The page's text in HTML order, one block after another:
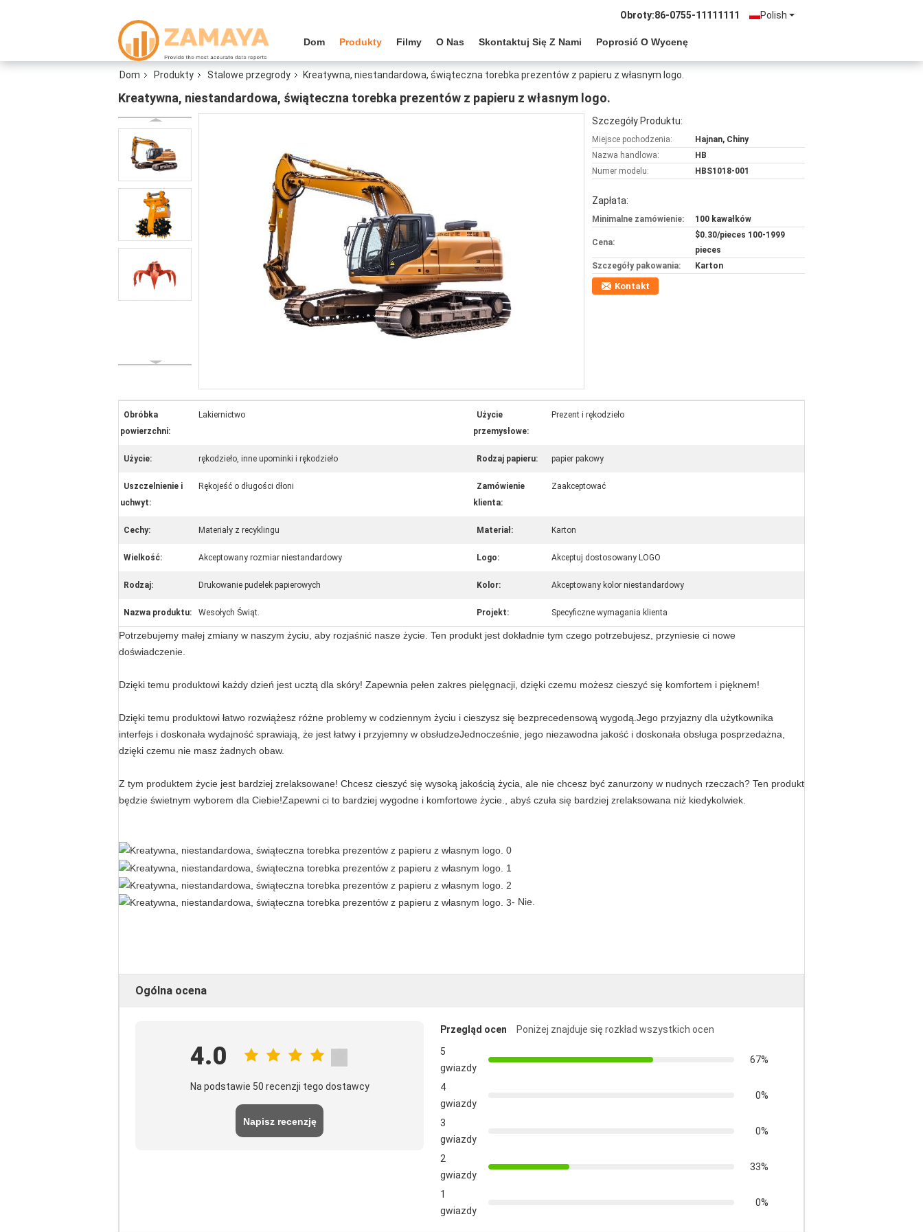
Polish
Obroty:86-0755-11111111
Dom Produkty Filmy O Nas Skontaktuj Się Z Nami Poprosić O Wycenę
Dom Produkty Stalowe przegrody Kreatywna, niestandardowa, świąteczna torebka prezentów z papieru z własnym logo.
Kreatywna, niestandardowa, świąteczna torebka prezentów z papieru z własnym logo.
Szczegóły Produktu:
Miejsce pochodzenia:
Hajnan, Chiny
Nazwa handlowa:
HB
Numer modelu:
HBS1018-001
Zapłata:
Minimalne zamówienie: 100 kawałków
Cena:
$0.30/pieces 100-1999
pieces
Szczegóły pakowania:
Karton
Kontakt
Obróbka
powierzchni:
Lakiernictwo
Użycie
przemysłowe:
Prezent i rękodzieło
Użycie: rękodzieło, inne upominki i rękodzieło Rodzaj papieru: papier pakowy
Uszczelnienie i
uchwyt:
Rękojeść o długości dłoni
Zamówienie
klienta:
Zaakceptować
Cechy: Materiały z recyklingu Materiał: Karton
Wielkość: Akceptowany rozmiar niestandardowy Logo: Akceptuj dostosowany LOGO
Rodzaj: Drukowanie pudełek papierowych Kolor: Akceptowany kolor niestandardowy
Nazwa produktu: Wesołych Świąt. Projekt: Specyficzne wymagania klienta
Potrzebujemy małej zmiany w naszym życiu, aby rozjaśnić nasze życie. Ten produkt jest dokładnie tym czego potrzebujesz, przyniesie ci nowe
doświadczenie.
Dzięki temu produktowi każdy dzień jest ucztą dla skóry! Zapewnia pełen zakres pielęgnacji, dzięki czemu możesz cieszyć się komfortem i pięknem!
Dzięki temu produktowi łatwo rozwiążesz różne problemy w codziennym życiu i cieszysz się bezprecedensową wygodą.Jego przyjazny dla użytkownika
interfejs i doskonała wydajność sprawiają, że jest łatwy i przyjemny w obsłudzeJednocześnie, jego niezawodna jakość i doskonała obsługa posprzedażna,
dzięki czemu nie masz żadnych obaw.
Z tym produktem życie jest bardziej zrelaksowane! Chcesz cieszyć się wysoką jakością życia, ale nie chcesz być zanurzony w nudnych rzeczach? Ten produkt
będzie świetnym wyborem dla Ciebie!Zapewni ci to bardziej wygodne i komfortowe życie., abyś czuła się bardziej zrelaksowana niż kiedykolwiek.
- Nie.
Ogólna ocena
4.0
Na podstawie 50 recenzji tego dostawcy
Napisz recenzję
Przegląd ocen
Poniżej znajduje się rozkład wszystkich ocen
5
gwiazdy
67%
4
gwiazdy
0%
3
gwiazdy
0%
2
gwiazdy
33%
1
gwiazdy
0%